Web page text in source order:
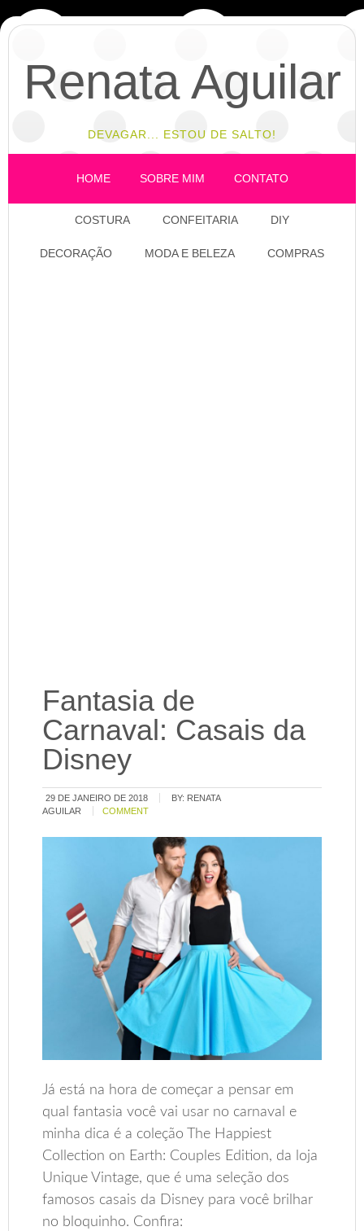
Renata Aguilar
DEVAGAR... ESTOU DE SALTO!
HOME SOBRE MIM CONTATO
COSTURA CONFEITARIA DIY
DECORAÇÃO MODA E BELEZA COMPRAS
Fantasia de
Carnaval: Casais da
Disney
29 DE JANEIRO DE 2018 BY: RENATA
AGUILAR
COMMENT
Já está na hora de começar a pensar em
qual fantasia você vai usar no carnaval e
minha dica é a coleção The Happiest
Collection on Earth: Couples Edition, da loja
Unique Vintage, que é uma seleção dos
famosos casais da Disney para você brilhar
no bloquinho. Confira: